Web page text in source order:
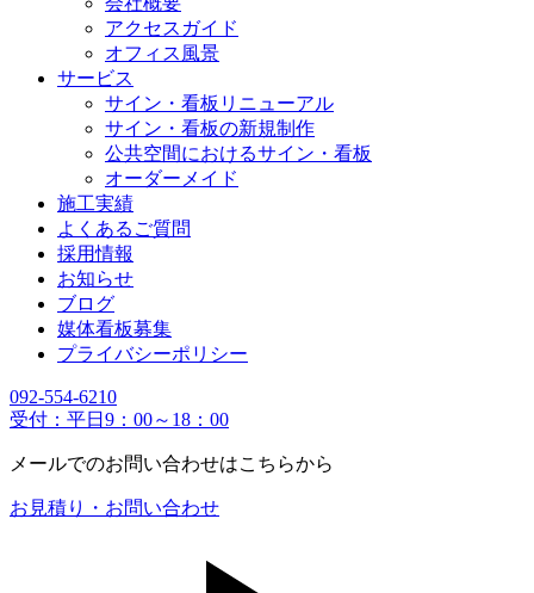
アクセスガイド
オフィス風景
サービス
サイン・看板リニューアル
サイン・看板の新規制作
公共空間におけるサイン・看板
オーダーメイド
施工実績
よくあるご質問
採用情報
お知らせ
ブログ
媒体看板募集
プライバシーポリシー
092-554-6210
受付：平日9：00～18：00
メールでのお問い合わせはこちらから
お見積り・お問い合わせ